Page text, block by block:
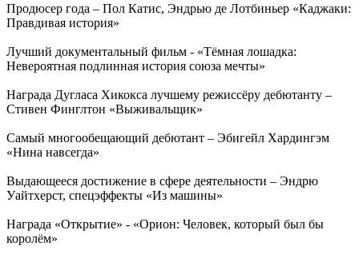
Продюсер года – Пол Катис, Эндрью де Лотбиньер «Каджаки:
Правдивая история»
Лучший документальный фильм - «Тёмная лошадка:
Невероятная подлинная история союза мечты»
Награда Дугласа Хикокса лучшему режиссёру дебютанту –
Стивен Финглтон «Выживальщик»
Самый многообещающий дебютант – Эбигейл Хардингэм
«Нина навсегда»
Выдающееся достижение в сфере деятельности – Эндрю
Уайтхерст, спецэффекты «Из машины»
Награда «Открытие» - «Орион: Человек, который был бы
королём»